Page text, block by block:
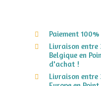
Paiement
Livraison entre
Belgique en
d'achat !
Livraison entre